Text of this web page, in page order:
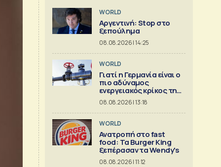
WORLD
Αργεντινή: Stop στο
ξεπούλημα
08.08.2026 | 14:25
WORLD
Γιατί η Γερμανία είναι ο
πιο αδύναμος
ενεργειακός κρίκος της
Ευρώπης
08.08.2026 | 13:18
WORLD
Ανατροπή στο fast
food: Τα Burger King
ξεπέρασαν τα Wendy's
08.08.2026 | 11:12